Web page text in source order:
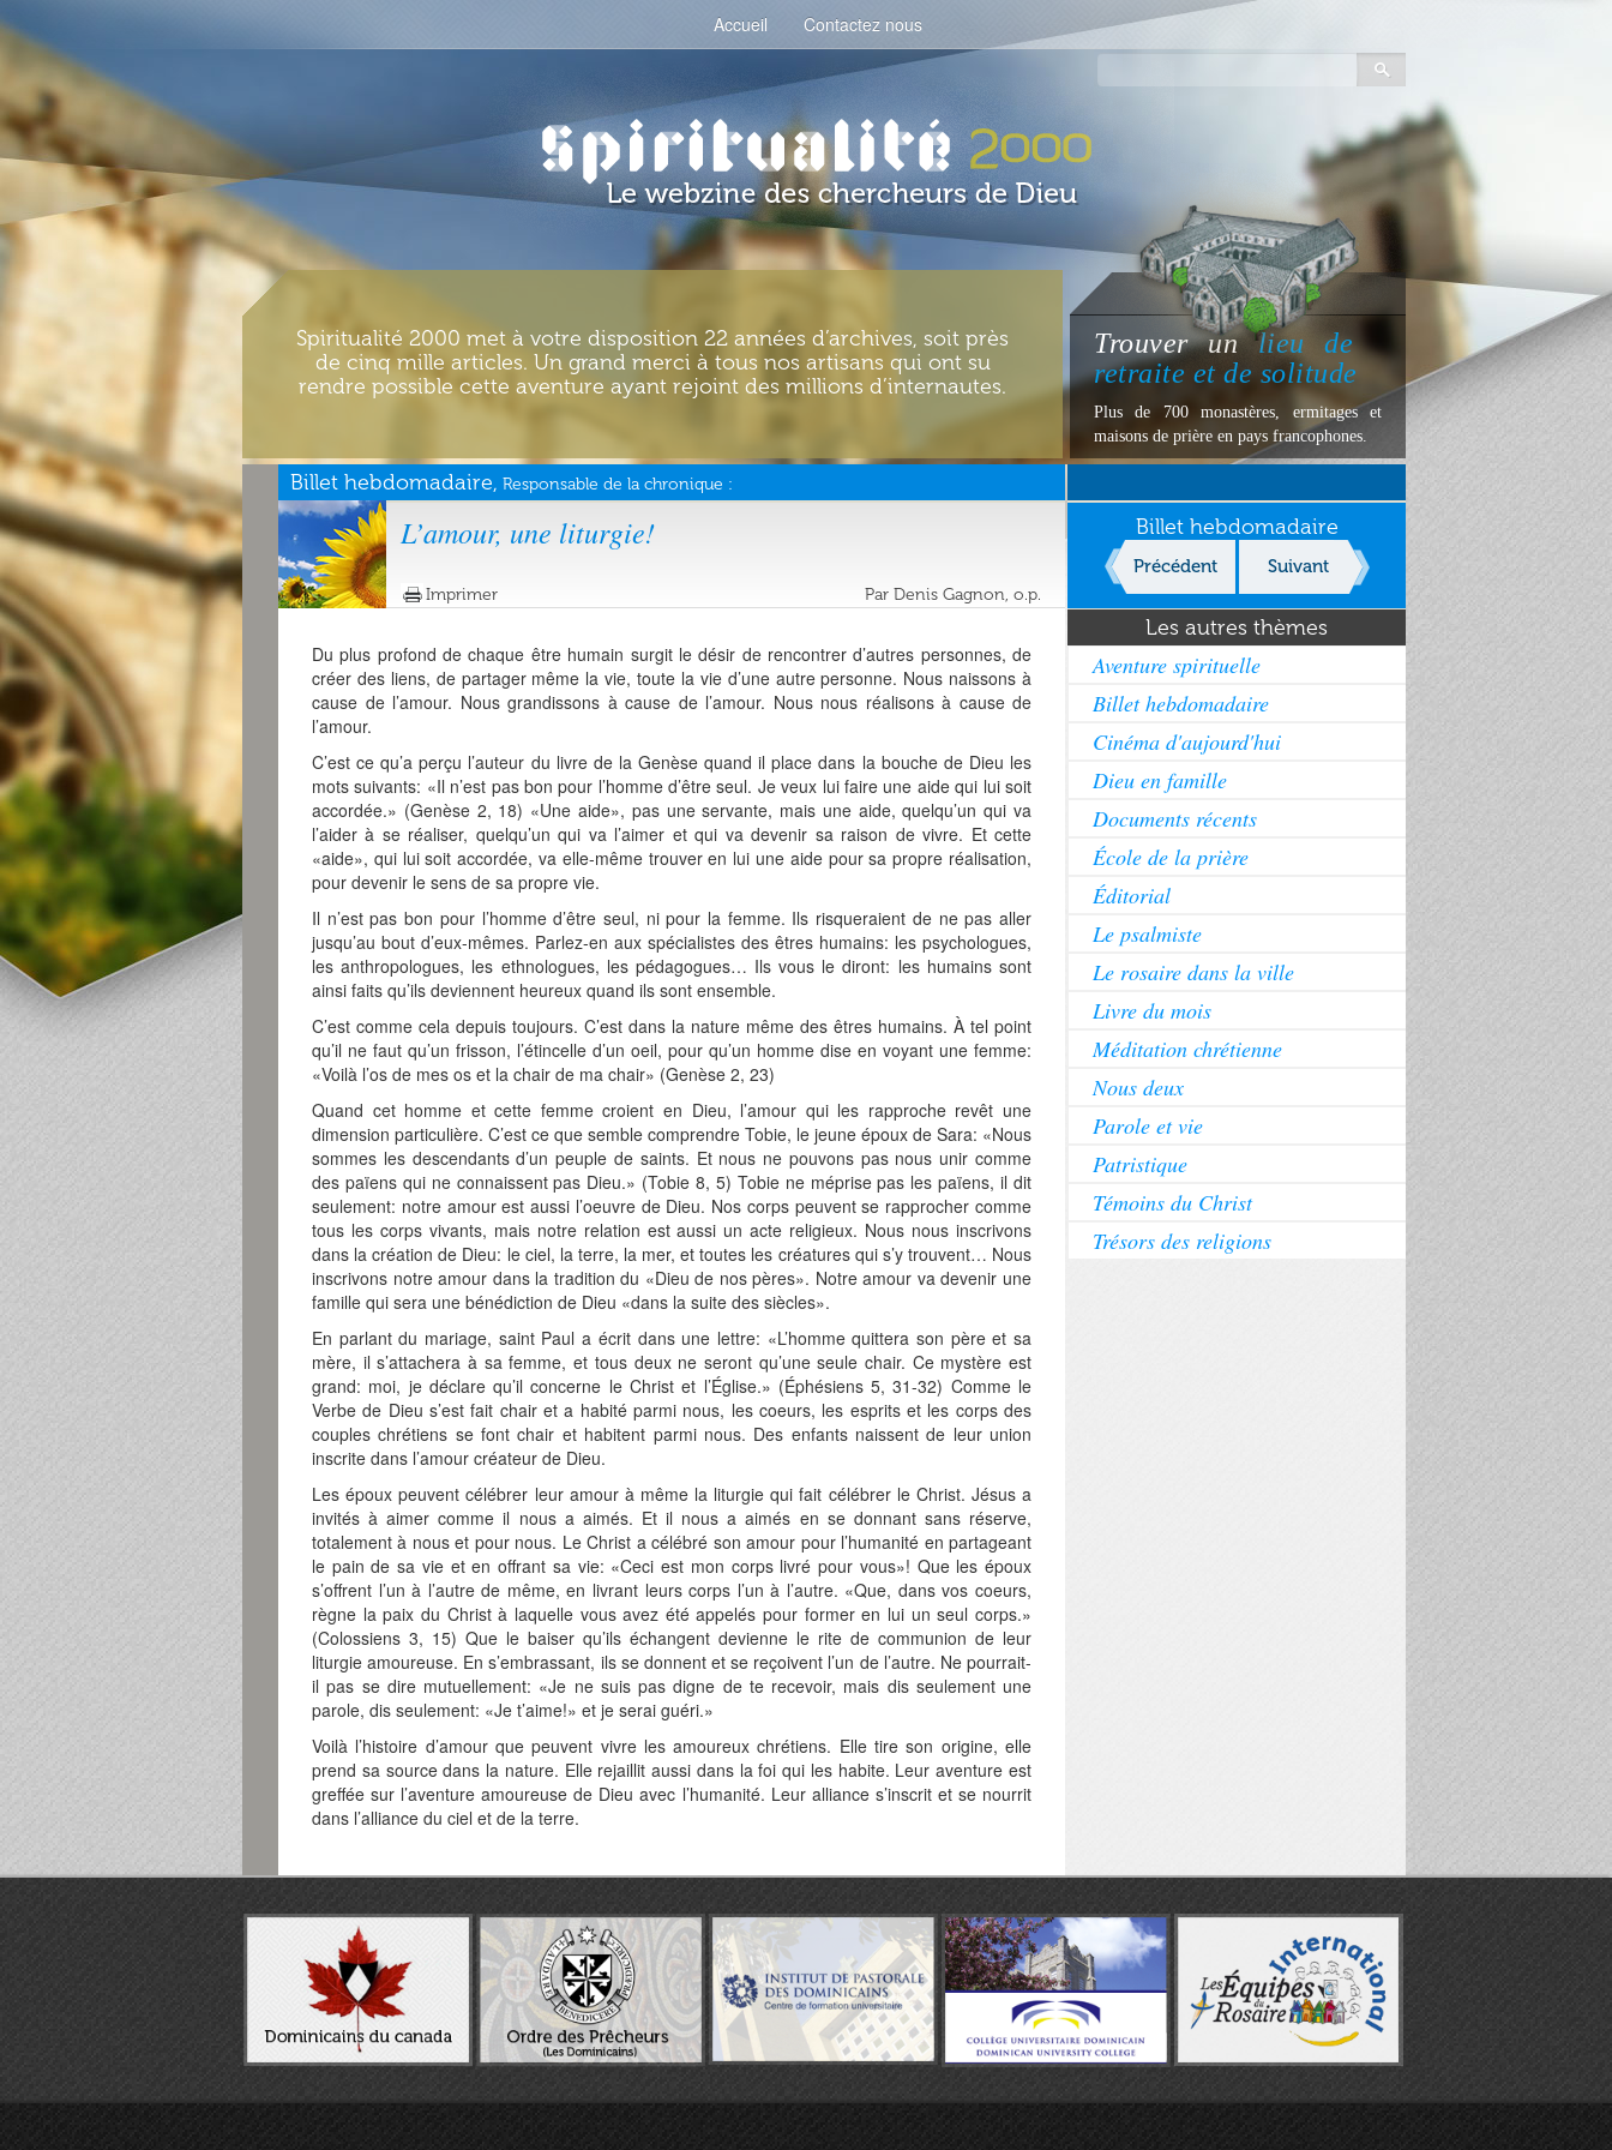
Accueil Contactez nous
Spiritualité 2000 met à votre disposition 22 années d’archives, soit près
de cinq mille articles. Un grand merci à tous nos artisans qui ont su
rendre possible cette aventure ayant rejoint des millions d’internautes.
Trouver un lieu
de
retraite et de solitude
Plus de 700 monastères, ermitages et
maisons de prière en pays francophones.
Billet hebdomadaire, Responsable de la chronique :
L’amour, une liturgie!
Imprimer Par Denis Gagnon, o.p.
Du plus profond de chaque être humain surgit le désir de rencontrer d’autres personnes, de
créer des liens, de partager même la vie, toute la vie d’une autre personne. Nous naissons à
cause de l’amour. Nous grandissons à cause de l’amour. Nous nous réalisons à cause de
l’amour.
C’est ce qu’a perçu l’auteur du livre de la Genèse quand il place dans la bouche de Dieu les
mots suivants: «Il n’est pas bon pour l’homme d’être seul. Je veux lui faire une aide qui lui soit
accordée.» (Genèse 2, 18) «Une aide», pas une servante, mais une aide, quelqu’un qui va
l’aider à se réaliser, quelqu’un qui va l’aimer et qui va devenir sa raison de vivre. Et cette
«aide», qui lui soit accordée, va elle-même trouver en lui une aide pour sa propre réalisation,
pour devenir le sens de sa propre vie.
Il n’est pas bon pour l’homme d’être seul, ni pour la femme. Ils risqueraient de ne pas aller
jusqu’au bout d’eux-mêmes. Parlez-en aux spécialistes des êtres humains: les psychologues,
les anthropologues, les ethnologues, les pédagogues… Ils vous le diront: les humains sont
ainsi faits qu’ils deviennent heureux quand ils sont ensemble.
C’est comme cela depuis toujours. C’est dans la nature même des êtres humains. À tel point
qu’il ne faut qu’un frisson, l’étincelle d’un oeil, pour qu’un homme dise en voyant une femme:
«Voilà l’os de mes os et la chair de ma chair» (Genèse 2, 23)
Quand cet homme et cette femme croient en Dieu, l’amour qui les rapproche revêt une
dimension particulière. C’est ce que semble comprendre Tobie, le jeune époux de Sara: «Nous
sommes les descendants d’un peuple de saints. Et nous ne pouvons pas nous unir comme
des païens qui ne connaissent pas Dieu.» (Tobie 8, 5) Tobie ne méprise pas les païens, il dit
seulement: notre amour est aussi l’oeuvre de Dieu. Nos corps peuvent se rapprocher comme
tous les corps vivants, mais notre relation est aussi un acte religieux. Nous nous inscrivons
dans la création de Dieu: le ciel, la terre, la mer, et toutes les créatures qui s’y trouvent… Nous
inscrivons notre amour dans la tradition du «Dieu de nos pères». Notre amour va devenir une
famille qui sera une bénédiction de Dieu «dans la suite des siècles».
En parlant du mariage, saint Paul a écrit dans une lettre: «L’homme quittera son père et sa
mère, il s’attachera à sa femme, et tous deux ne seront qu’une seule chair. Ce mystère est
grand: moi, je déclare qu’il concerne le Christ et l’Église.» (Éphésiens 5, 31-32) Comme le
Verbe de Dieu s’est fait chair et a habité parmi nous, les coeurs, les esprits et les corps des
couples chrétiens se font chair et habitent parmi nous. Des enfants naissent de leur union
inscrite dans l’amour créateur de Dieu.
Les époux peuvent célébrer leur amour à même la liturgie qui fait célébrer le Christ. Jésus a
invités à aimer comme il nous a aimés. Et il nous a aimés en se donnant sans réserve,
totalement à nous et pour nous. Le Christ a célébré son amour pour l’humanité en partageant
le pain de sa vie et en offrant sa vie: «Ceci est mon corps livré pour vous»! Que les époux
s’offrent l’un à l’autre de même, en livrant leurs corps l’un à l’autre. «Que, dans vos coeurs,
règne la paix du Christ à laquelle vous avez été appelés pour former en lui un seul corps.»
(Colossiens 3, 15) Que le baiser qu’ils échangent devienne le rite de communion de leur
liturgie amoureuse. En s’embrassant, ils se donnent et se reçoivent l’un de l’autre. Ne pourrait-
il pas se dire mutuellement: «Je ne suis pas digne de te recevoir, mais dis seulement une
parole, dis seulement: «Je t’aime!» et je serai guéri.»
Voilà l’histoire d’amour que peuvent vivre les amoureux chrétiens. Elle tire son origine, elle
prend sa source dans la nature. Elle rejaillit aussi dans la foi qui les habite. Leur aventure est
greffée sur l’aventure amoureuse de Dieu avec l’humanité. Leur alliance s’inscrit et se nourrit
dans l’alliance du ciel et de la terre.
Billet hebdomadaire
Précédent Suivant
Les autres thèmes
Aventure spirituelle
Billet hebdomadaire
Cinéma d'aujourd'hui
Dieu en famille
Documents récents
École de la prière
Éditorial
Le psalmiste
Le rosaire dans la ville
Livre du mois
Méditation chrétienne
Nous deux
Parole et vie
Patristique
Témoins du Christ
Trésors des religions